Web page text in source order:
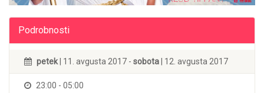
Podrobnosti
petek | 11. avgusta 2017 - sobota | 12. avgusta 2017
23:00 - 05:00